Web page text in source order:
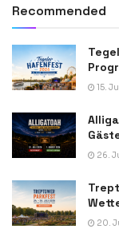
Recommended
15.
26.
20.